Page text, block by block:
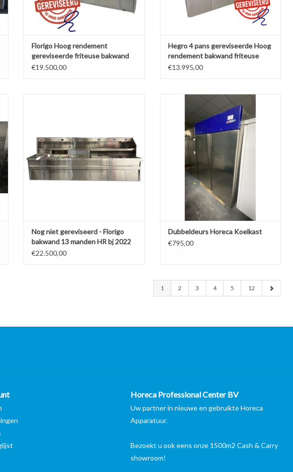
Florigo Hoog rendement
gereviseerde friteuse bakwand
1x XL rond 8x mand
€19.500,00
Hegro 4 pans gereviseerde Hoog
rendement bakwand friteuse
€13.995,00
Nog niet gereviseerd - Florigo
bakwand 13 manden HR bj 2022
€22.500,00
TOEVOEGEN AAN WINKELWAGEN
Dubbeldeurs Horeca Koelkast
€795,00
1 2 3 4 5 12
Horeca Professional Center BV
Uw partner in nieuwe en gebruikte Horeca
Apparatuur.
Bezoekt u ook eens onze 1500m2 Cash & Carry
showroom!